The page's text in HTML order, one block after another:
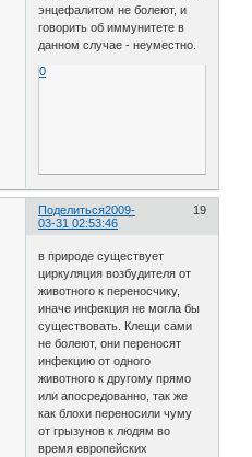
энцефалитом не болеют, и
говорить об иммунитете в
данном случае - неуместно.
0
Поделиться 19
2009-
03-31 02:53:46
в природе существует
циркуляция возбудителя от
животного к переносчику,
иначе инфекция не могла бы
существовать. Клещи сами
не болеют, они переносят
инфекцию от одного
животного к другому прямо
или апосредованно, так же
как блохи переносили чуму
от грызунов к людям во
время европейских